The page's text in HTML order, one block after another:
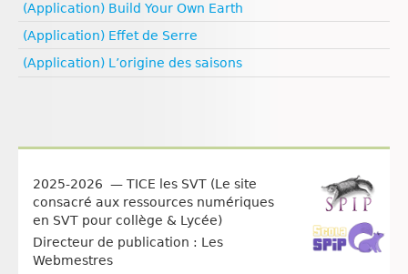
(Application) Build Your Own Earth
(Application) Effet de Serre
(Application) L’origine des saisons
2025-2026 — TICE les SVT (Le site
consacré aux ressources numériques
en SVT pour collège & Lycée)
Directeur de publication : Les
Webmestres